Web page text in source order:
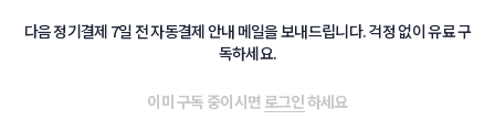
다음 정기결제 7일 전 자동결제 안내 메일을 보내드립니다. 걱정 없이 유료 구
독하세요.
이미 구독 중이시면 로그인하세요